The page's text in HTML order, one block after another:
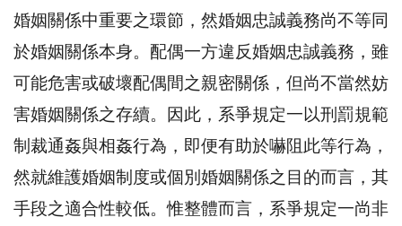
婚姻關係中重要之環節，然婚姻忠誠義務尚不等同
於婚姻關係本身。配偶一方違反婚姻忠誠義務，雖
可能危害或破壞配偶間之親密關係，但尚不當然妨
害婚姻關係之存續。因此，系爭規定一以刑罰規範
制裁通姦與相姦行為，即便有助於嚇阻此等行為，
然就維護婚姻制度或個別婚姻關係之目的而言，其
手段之適合性較低。惟整體而言，系爭規定一尚非